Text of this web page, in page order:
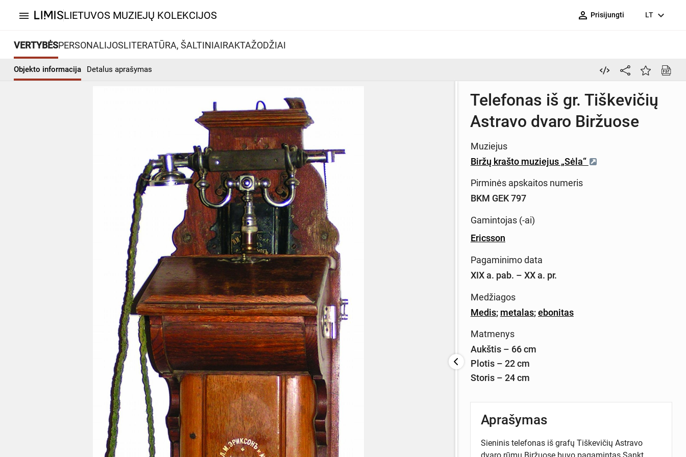
menu LIETUVOS MUZIEJŲ KOLEKCIJOS person_outline Prisijungti LT expand_more
VERTYBĖSPERSONALIJOSLITERATŪRA, ŠALTINIAIRAKTAŽODŽIAI
Objekto informacija Detalus aprašymas
Telefonas iš gr. Tiškevičių
Astravo dvaro Biržuose
Muziejus
Biržų krašto muziejus „Sėla“
Pirminės apskaitos numeris
BKM GEK 797
Gamintojas (-ai)
Ericsson
Pagaminimo data
XIX a. pab. – XX a. pr.
Medžiagos
Medis; metalas;ebonitas
Matmenys
Aukštis – 66 cm
Plotis – 22 cm
Storis – 24 cm
Aprašymas
Sieninis telefonas iš grafų Tiškevičių Astravo